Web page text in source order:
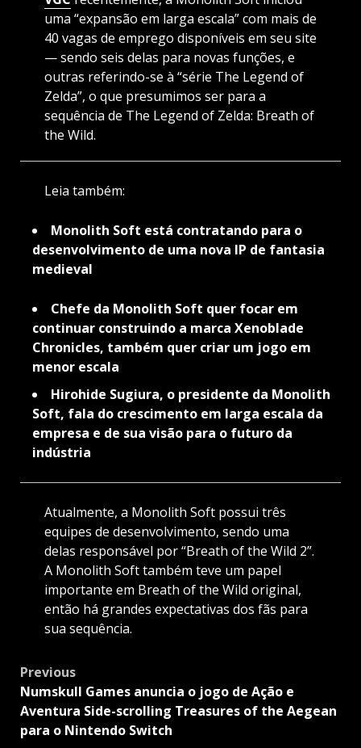
uma “expansão em larga escala” com mais de
40 vagas de emprego disponíveis em seu site
— sendo seis delas para novas funções, e
outras referindo-se à “série The Legend of
Zelda”, o que presumimos ser para a
sequência de The Legend of Zelda: Breath of
the Wild.
Leia também:
Monolith Soft está contratando para o
desenvolvimento de uma nova IP de fantasia
medieval
Chefe da Monolith Soft quer focar em
continuar construindo a marca Xenoblade
Chronicles, também quer criar um jogo em
menor escala
Hirohide Sugiura, o presidente da Monolith
Soft, fala do crescimento em larga escala da
empresa e de sua visão para o futuro da
indústria
Atualmente, a Monolith Soft possui três
equipes de desenvolvimento, sendo uma
delas responsável por “Breath of the Wild 2”.
A Monolith Soft também teve um papel
importante em Breath of the Wild original,
então há grandes expectativas dos fãs para
sua sequência.
Post
navigation
Previous
Numskull Games anuncia o jogo de Ação e
Aventura Side-scrolling Treasures of the Aegean
para o Nintendo Switch